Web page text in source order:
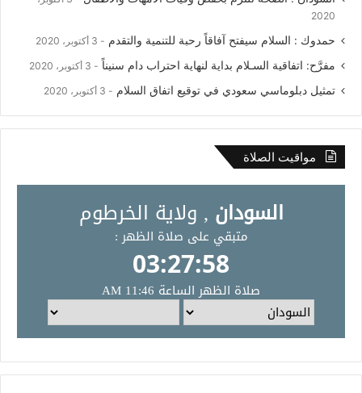
2020
حمدوك : السلام سيفتح آفاقاً رحبة للتنمية والتقدم 3 أكتوبر، 2020
مفرَّح: اتفاقية السـلام بداية لنهاية احتراب دام سنيناً 3 أكتوبر، 2020
تمثيل دبلوماسي سعودي في توقيع اتفاق السلام 3 أكتوبر، 2020
مواقيت الصلاة